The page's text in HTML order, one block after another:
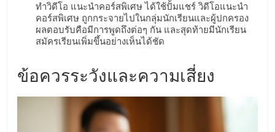
ทำเล
สำหรับ
เปิด
ทำวิดีโอ แนะนำคอร์สพิเศษ ได้ใช้ปั้มแชร์ วิดีโอแนะนำ
คอร์สพิเศษ ถูกกระจายไปในกลุ่มนักเรียนและผู้ปกครอง
ผลตอบรับคือมีการพูดถึงต่อๆ กัน และสุดท้ายมีนักเรียน
สมัครเรียนเพิ่มขึ้นอย่างเห็นได้ชัด
ข้อควรระวังและความเสี่ยง